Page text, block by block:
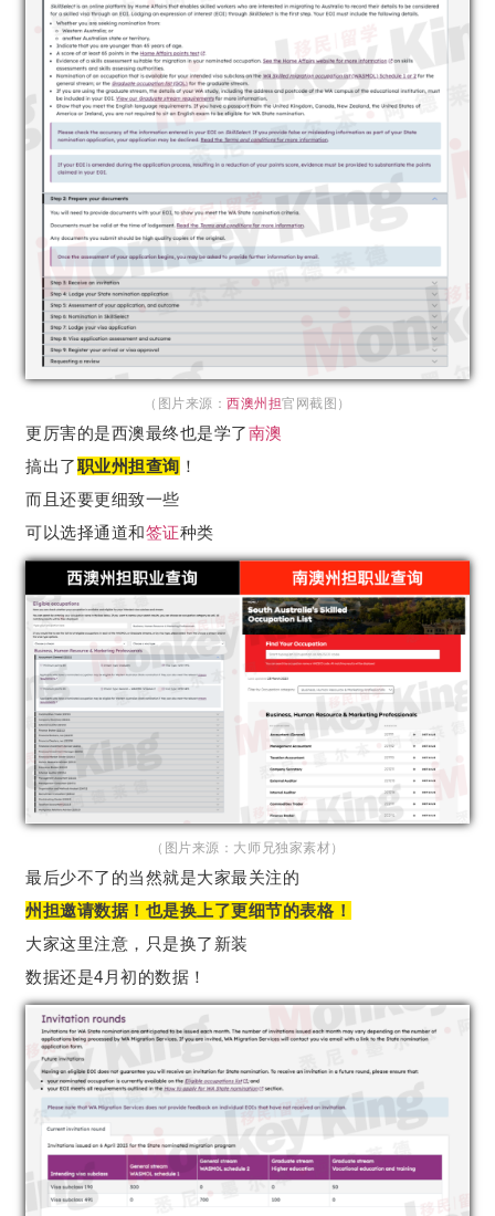
（图片来源：西澳州担官网截图）
更厉害的是西澳最终也是学了南澳
搞出了职业州担查询 ！
而且还要更细致一些
可以选择通道和签证种类
（图片来源：大师兄独家素材）
最后少不了的当然就是大家最关注的
州担邀请数据！也是换上了更细节的表格！
大家这里注意，只是换了新装
数据还是4月初的数据！